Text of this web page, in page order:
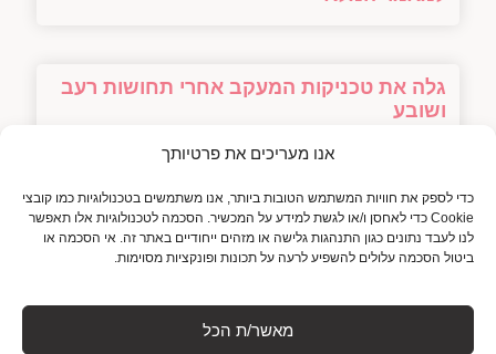
אנו מעריכים את פרטיותך
כדי לספק את חוויות המשתמש הטובות ביותר, אנו משתמשים בטכנולוגיות כמו קובצי
Cookie כדי לאחסן ו/או לגשת למידע על המכשיר. הסכמה לטכנולוגיות אלו תאפשר
לנו לעבד נתונים כגון התנהגות גלישה או מזהים ייחודיים באתר זה. אי הסכמה או
ביטול הסכמה עלולים להשפיע לרעה על תכונות ופונקציות מסוימות.
מאשר/ת הכל
גלה את טכניקות המעקב אחרי תחושות רעב
ושובע
בעקבות הבטן: איך להקשיב לתחושות רעב ושובע ולנצח את
הכאוס הקולינרי? מי מאתנו לא הכניס לפה שוקולד ב-11
בלילה, בלי לדעת אם הוא באמת רעב
למאמר המלא
איך ליצור תפריט מותאם אישית לכל יום